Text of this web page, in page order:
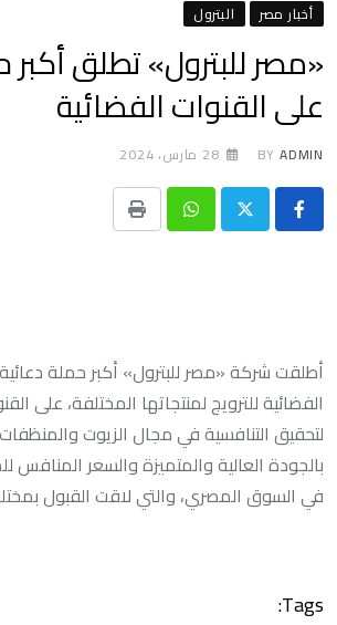
أخبار مصر البترول
«مصر للبترول» تطلق أكبر
على القنوات الفضائية
BY ADMIN 28 مارس، 2024
Whatsapp
Print
أطلقت شركة «مصر للبترول» أكبر حملة
الفضائية للترويج لمنتجاتها المختلفة، على
لتحقيق التنافسية في مجال الزيوت
بالجودة العالية والمتميزة والسعر المنافس
في السوق المصري، والتي لاقت القبول
Tags: